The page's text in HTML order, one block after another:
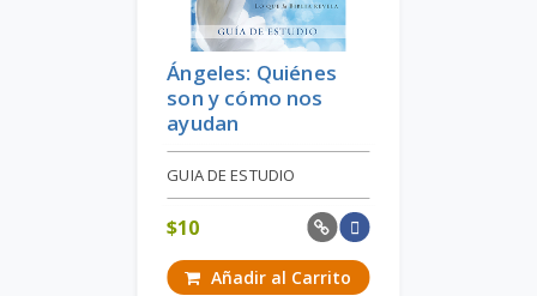
Ángeles: Quiénes
son y cómo nos
ayudan
GUIA DE ESTUDIO
$10
Añadir al Carrito